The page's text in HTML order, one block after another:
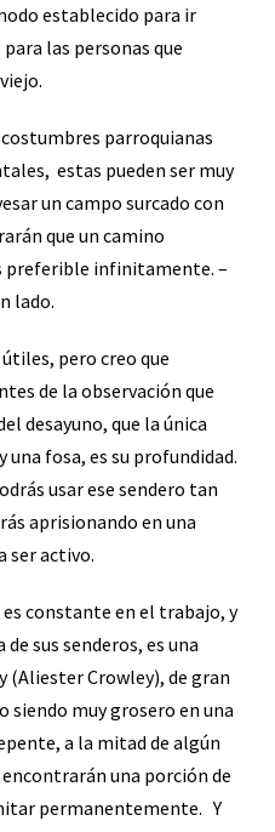
establecido para ir
las personas que
costumbres parroquianas
estas pueden ser muy
un campo surcado con
que un camino
preferible infinitamente. –
lado.
pero creo que
de la observación que
desayuno, que la única
fosa, es su profundidad.
usar ese sendero tan
aprisionando en una
ser activo.
constante en el trabajo, y
sus senderos, es una
(Aliester Crowley), de gran
siendo muy grosero en una
a la mitad de algún
una porción de
permanentemente. Y